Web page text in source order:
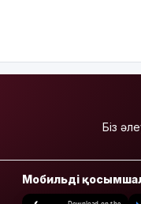
Біз
Мобильді